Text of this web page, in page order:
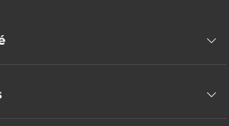
Ismier